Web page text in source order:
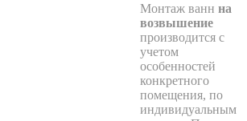
Монтаж ванн на
возвышение
производится с
учетом
особенностей
конкретного
помещения, по
индивидуальным